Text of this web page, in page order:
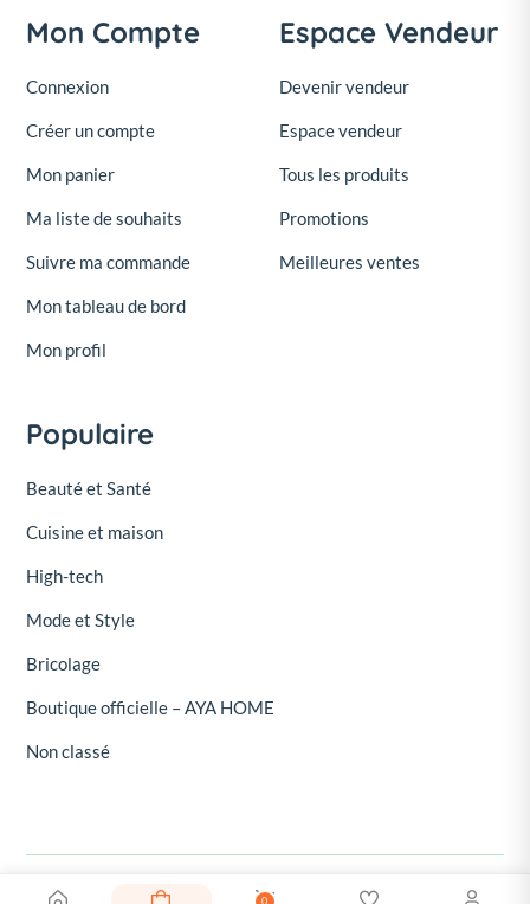
0
Mon Compte
Connexion
Créer un compte
Mon panier
Ma liste de souhaits
Suivre ma commande
Mon tableau de bord
Mon profil
Espace Vendeur
Devenir vendeur
Espace vendeur
Tous les produits
Promotions
Meilleures ventes
Populaire
Beauté et Santé
Cuisine et maison
High-tech
Mode et Style
Bricolage
Boutique officielle – AYA HOME
Non classé